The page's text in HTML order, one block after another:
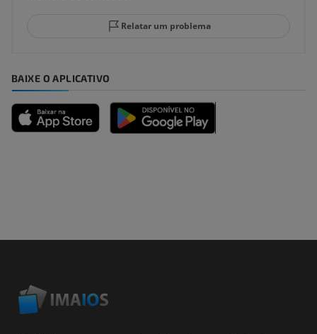
Relatar um problema
BAIXE O APLICATIVO